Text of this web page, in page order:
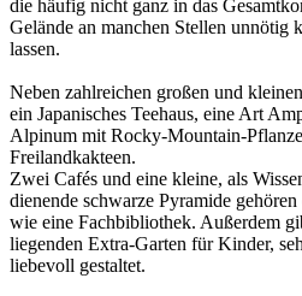
die häufig nicht ganz in das
Gelände an manchen Stellen unnötig
lassen.
Neben zahlreichen großen und
ein Japanisches Teehaus, eine Art
Alpinum mit Rocky-Mountain-
Freilandkakteen.
Zwei Cafés und eine kleine, als
dienende schwarze Pyramide
wie eine Fachbibliothek. Außerdem
liegenden Extra-Garten für Kinder,
liebevoll gestaltet.